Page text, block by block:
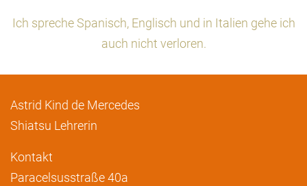
Ich spreche Spanisch, Englisch und in Italien gehe ich
auch nicht verloren.
Astrid Kind de Mercedes
Shiatsu Lehrerin
Kontakt
Paracelsusstraße 40a